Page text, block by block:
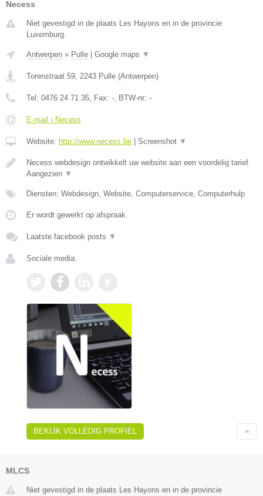
Necess
Niet gevestigd in de plaats Les Hayons en in de provincie
Luxemburg.
Antwerpen » Pulle | Google maps ▼
Torenstraat 59 2243 Pulle (Antwerpen)
Tel: 0476 24 71 35 , Fax: - , BTW-nr: -
E-mail › Necess
Website: http://www.necess.be | Screenshot ▼
Necess webdesign ontwikkelt uw website aan een voordelig tarief.
Aangezien ▼
Diensten: Webdesign, Website, Computerservice, Computerhulp
Er wordt gewerkt op afspraak.
Laatste facebook posts ▼
Sociale media:
BEKIJK VOLLEDIG PROFIEL
MLCS
Niet gevestigd in de plaats Les Hayons en in de provincie